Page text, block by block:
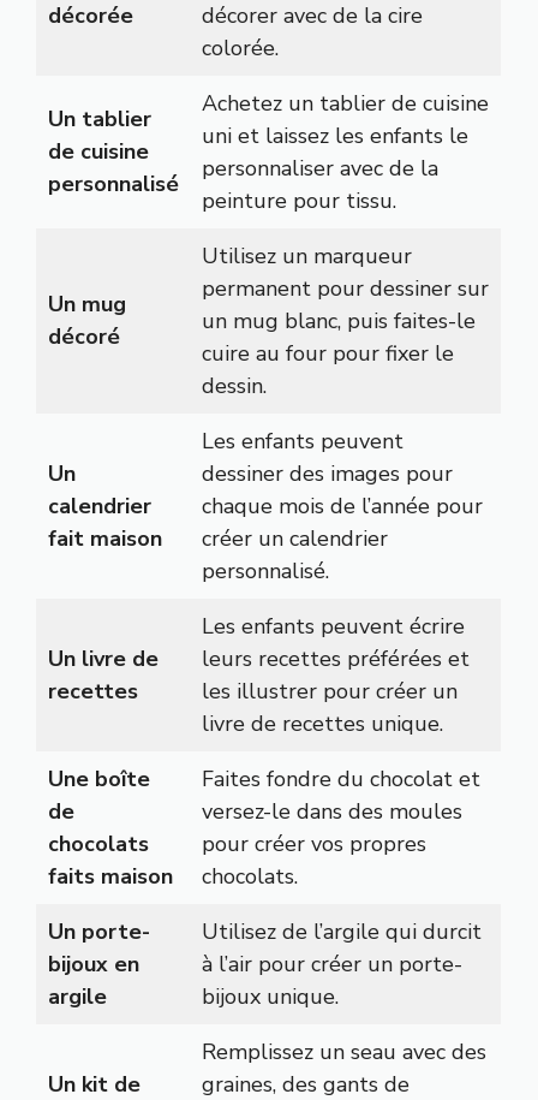
décorée
décorer avec de la cire
colorée.
Un tablier
de cuisine
personnalisé
Achetez un tablier de cuisine
uni et laissez les enfants le
personnaliser avec de la
peinture pour tissu.
Un mug
décoré
Utilisez un marqueur
permanent pour dessiner sur
un mug blanc, puis faites-le
cuire au four pour fixer le
dessin.
Un
calendrier
fait maison
Les enfants peuvent
dessiner des images pour
chaque mois de l’année pour
créer un calendrier
personnalisé.
Un livre de
recettes
Les enfants peuvent écrire
leurs recettes préférées et
les illustrer pour créer un
livre de recettes unique.
Une boîte
de
chocolats
faits maison
Faites fondre du chocolat et
versez-le dans des moules
pour créer vos propres
chocolats.
Un porte-
bijoux en
argile
Utilisez de l’argile qui durcit
à l’air pour créer un porte-
bijoux unique.
Un kit de
Remplissez un seau avec des
graines, des gants de